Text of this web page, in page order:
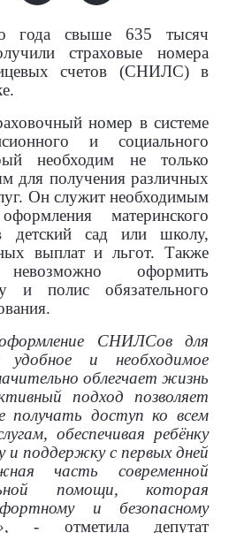
года свыше 635 тысяч
страховые номера
счетов (СНИЛС) в
номер в системе
и социального
необходим не только
для получения различных
Он служит необходимым
материнского
детский сад или школу,
выплат и льгот. Также
оформить
и полис обязательного
СНИЛСов для
и необходимое
облегчает жизнь
подход позволяет
получать доступ ко всем
обеспечивая ребёнку
и поддержку с первых дней
часть современной
помощи, которая
и безопасному
, - отметила депутат